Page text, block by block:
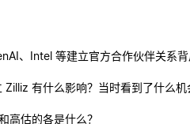
、Intel 等建立官方合作伙伴关系
Zilliz 有什么影响？当时看到了什么机
高估的各是什么？